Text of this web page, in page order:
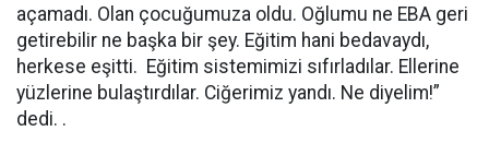
açamadı. Olan çocuğumuza oldu. Oğlumu ne EBA geri
getirebilir ne başka bir şey. Eğitim hani bedavaydı,
herkese eşitti. Eğitim sistemimizi sıfırladılar. Ellerine
yüzlerine bulaştırdılar. Ciğerimiz yandı. Ne diyelim!”
dedi. .